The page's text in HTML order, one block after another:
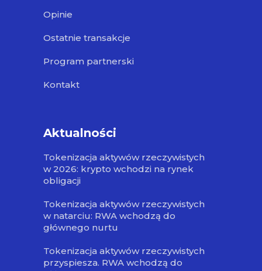
Opinie
Ostatnie transakcje
Program partnerski
Kontakt
Aktualności
Tokenizacja aktywów rzeczywistych
w 2026: krypto wchodzi na rynek
obligacji
Tokenizacja aktywów rzeczywistych
w natarciu: RWA wchodzą do
głównego nurtu
Tokenizacja aktywów rzeczywistych
przyspiesza. RWA wchodzą do